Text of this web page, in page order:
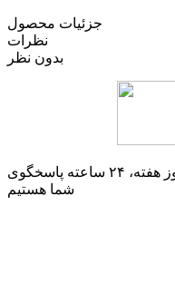
جزئیات محصول
نظرات
بدون نظر
تلفن پشتیبانی | 09120511400 | ۷ روز هفته، ۲۴ ساعته پاسخگوی
شما هستیم